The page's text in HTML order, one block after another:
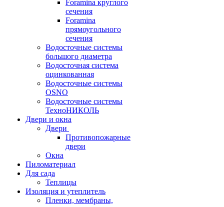
Foramina круглого
сечения
Foramina
прямоугольного
сечения
Водосточные системы
большого диаметра
Водосточная система
оцинкованная
Водосточные системы
OSNO
Водосточные системы
ТехноНИКОЛЬ
Двери и окна
Двери
Противопожарные
двери
Окна
Пиломатериал
Для сада
Теплицы
Изоляция и утеплитель
Пленки, мембраны,